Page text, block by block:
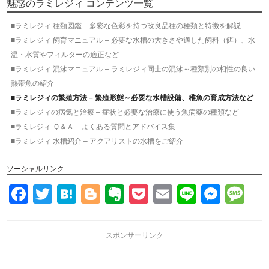
魅惑のラミレジィ コンテンツ一覧
■ラミレジィ 種類図鑑 – 多彩な色彩を持つ改良品種の種類と特徴を解説
■ラミレジィ 飼育マニュアル – 必要な水槽の大きさや適した飼料（餌）、水
温・水質やフィルターの適正など
■ラミレジィ 混泳マニュアル – ラミレジィ同士の混泳～種類別の相性の良い
熱帯魚の紹介
■ラミレジィの繁殖方法 – 繁殖形態～必要な水槽設備、稚魚の育成方法など
■ラミレジィの病気と治療 – 症状と必要な治療に使う魚病薬の種類など
■ラミレジィ Ｑ＆Ａ – よくある質問とアドバイス集
■ラミレジィ 水槽紹介 – アクアリストの水槽をご紹介
ソーシャルリンク
Facebook
TwitterHatena
Blogger
Evernote
Pocket
EmailLine
スポンサーリンク